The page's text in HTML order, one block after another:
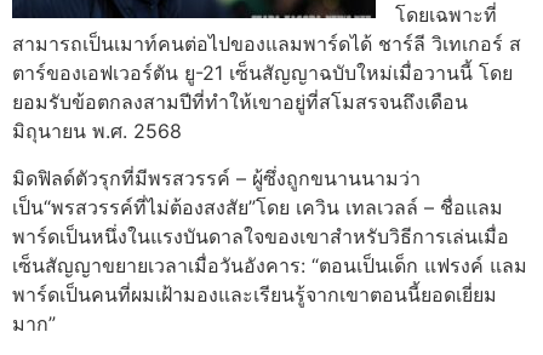
โดยเฉพาะที่
สามารถเป็นเมาท์คนต่อไปของแลมพาร์ดได้ ชาร์ลี วิเทเกอร์ ส
ตาร์ของเอฟเวอร์ตัน ยู-21 เซ็นสัญญาฉบับใหม่เมื่อวานนี้ โดย
ยอมรับข้อตกลงสามปีที่ทำให้เขาอยู่ที่สโมสรจนถึงเดือน
มิถุนายน พ.ศ. 2568
มิดฟิลด์ตัวรุกที่มีพรสวรรค์ – ผู้ซึ่งถูกขนานนามว่า
เป็น“พรสวรรค์ที่ไม่ต้องสงสัย”โดย เควิน เทลเวลล์ – ชื่อแลม
พาร์ดเป็นหนึ่งในแรงบันดาลใจของเขาสำหรับวิธีการเล่นเมื่อ
เซ็นสัญญาขยายเวลาเมื่อวันอังคาร: “ตอนเป็นเด็ก แฟรงค์ แลม
พาร์ดเป็นคนที่ผมเฝ้ามองและเรียนรู้จากเขาตอนนี้ยอดเยี่ยม
มาก”